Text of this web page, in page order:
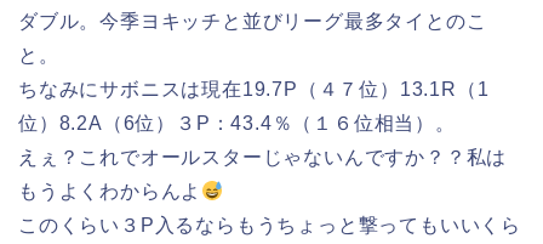
ダブル。今季ヨキッチと並びリーグ最多タイとのこ
と。
ちなみにサボニスは現在19.7P（４７位）13.1R（1
位）8.2A（6位）３P：43.4％（１６位相当）。
えぇ？これでオールスターじゃないんですか？？私は
もうよくわからんよ
このくらい３P入るならもうちょっと撃ってもいいくら